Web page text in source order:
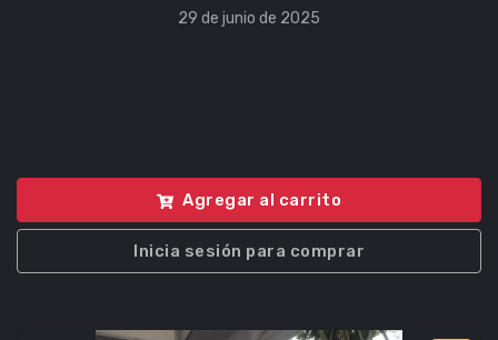
29 de junio de 2025
Agregar al carrito
Inicia sesión para comprar